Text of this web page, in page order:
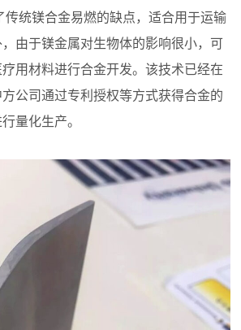
传统镁合金易燃的缺点，适合用于运输
由于镁金属对生物体的影响很小，可
用材料进行合金开发。该技术已经在
公司通过专利授权等方式获得合金的
量化生产。